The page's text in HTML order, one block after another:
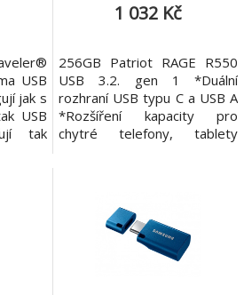
USB
jak s
USB
tak
256
1 032 Kč
256GB Patriot RAGE R550
USB 3.2. gen 1 *Duální
rozhraní USB typu C a USB A
*Rozšíření kapacity pro
chytré telefony, tablety
32 GB do 1 TB *Rychlost
čtení až 100 MB/s
*Kompatibilní se systémem
Windows 11,10,8,7, Linux 2.4